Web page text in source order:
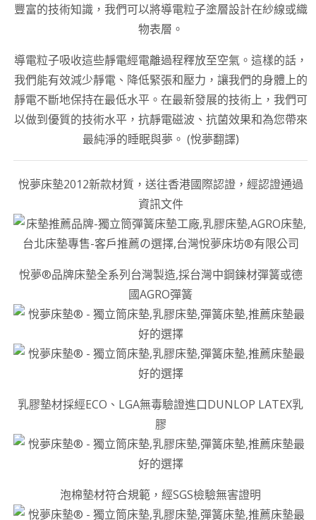
豐富的技術知識，我們可以將導電粒子塗層設計在紗線或織
物表層。
導電粒子吸收這些靜電經電離過程釋放至空氣。這樣的話，
我們能有效減少靜電、降低緊張和壓力，讓我們的身體上的
靜電不斷地保持在最低水平。在最新發展的技術上，我們可
以做到優質的技術水平，抗靜電磁波、抗菌效果和為您帶來
最純淨的睡眠與夢。 (悅夢翻譯)
悅夢床墊2012新款材質，送往香港國際認證，經認證通過
資訊文件
悅夢®品牌床墊全系列台灣製造,採台灣中鋼鍊材彈簧或德
國AGRO彈簧
乳膠墊材採經ECO、LGA無毒驗證進口DUNLOP LATEX乳
膠
泡棉墊材符合規範，經SGS檢驗無害證明